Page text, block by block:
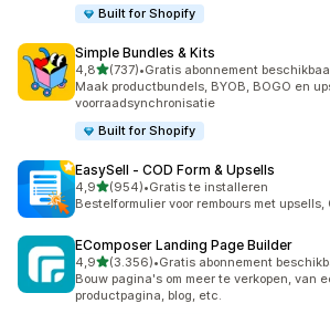
Built for Shopify
Simple Bundles & Kits
4,8van 5 sterren
(737)
737 recensies in totaal
•Gratis abonnement
Maak productbundels, BYOB, BOGO en
voorraadsynchronisatie
Built for Shopify
EasySell ‑ COD Form & Upsells
4,9van 5 sterren
(954)
954 recensies in totaal
•Gratis te installeren
Bestelformulier voor rembours met
EComposer Landing Page Builder
4,9van 5 sterren
(3.356)
3356 recensies in totaal
•Gratis abonnement
Bouw pagina's om meer te verkopen, van
productpagina, blog, etc.